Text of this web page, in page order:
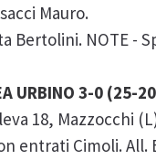
Mauro.
Bertolini. NOTE -
URBINO 3-0 (25-
18,
entrati Cimoli. All.